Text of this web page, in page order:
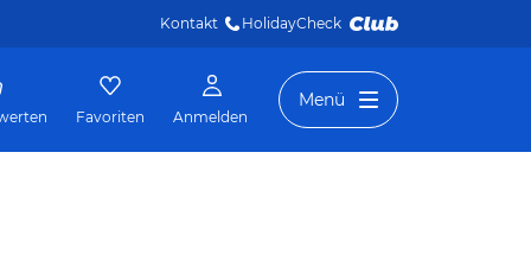
Kontakt HolidayCheck
Favoriten Anmelden
Menü